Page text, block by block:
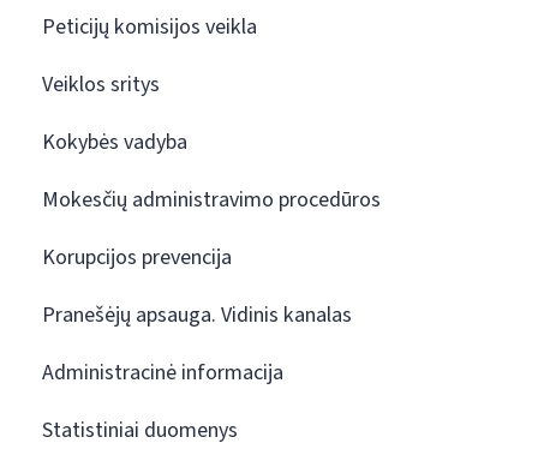
Peticijų komisijos veikla
Veiklos sritys
Kokybės vadyba
Mokesčių administravimo procedūros
Korupcijos prevencija
Pranešėjų apsauga. Vidinis kanalas
Administracinė informacija
Statistiniai duomenys